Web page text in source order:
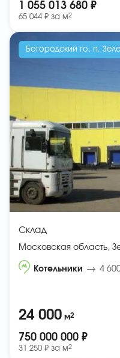
1 055 013 680 ₽
65 044 ₽ за м2
Богородский го, п.
Склад
Московская область,
Котельники 4
24 000 м2
750 000 000 ₽
31 250 ₽ за м2